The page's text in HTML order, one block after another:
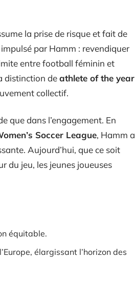
la prise de risque et fait de
par Hamm : revendiquer
entre football féminin et
distinction deathlete of the year
collectif.
que dans l’engagement. En
Soccer League, Hamm a
Aujourd’hui, que ce soit
du jeu, les jeunes joueuses
équitable.
élargissant l’horizon des